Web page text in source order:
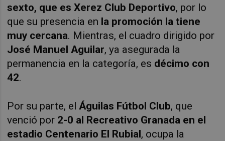
sexto, que es Xerez Club Deportivo, por lo
que su presencia en la promoción la tiene
muy cercana. Mientras, el cuadro dirigido por
José Manuel Aguilar, ya asegurada la
permanencia en la categoría, es décimo con
42.
Por su parte, elÁguilas Fútbol Club, que
venció por 2-0 al Recreativo Granada en el
estadio Centenario El Rubial, ocupa la